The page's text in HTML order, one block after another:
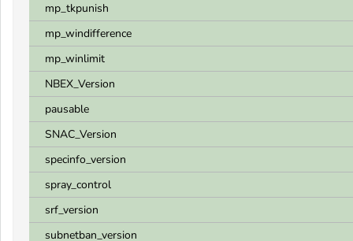
mp_tkpunish
mp_windifference
mp_winlimit
NBEX_Version
pausable
SNAC_Version
specinfo_version
spray_control
srf_version
subnetban_version